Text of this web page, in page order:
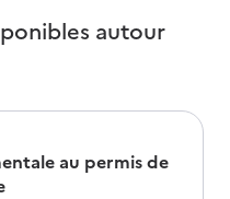
autour
au permis de